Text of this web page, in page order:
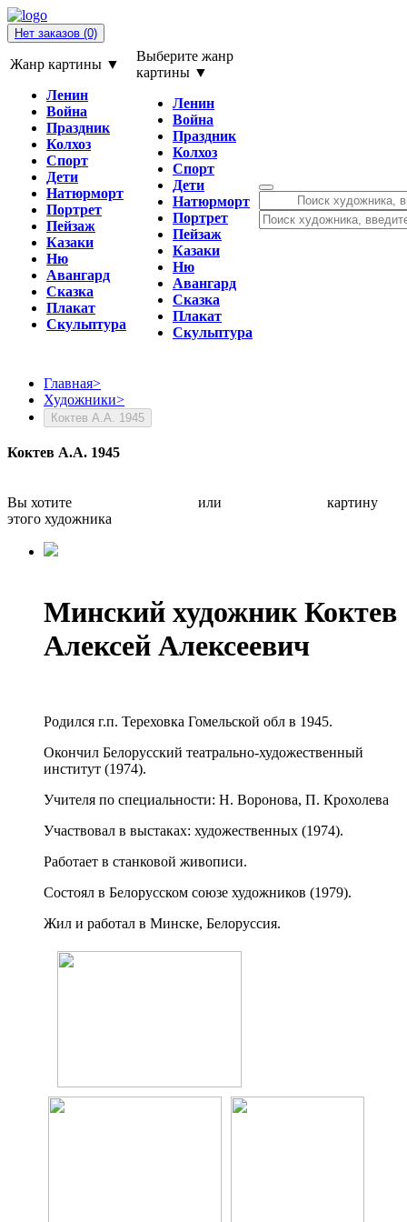
Нет заказов (0)
Жанр картины ▼
Ленин
Война
Праздник
Колхоз
Спорт
Дети
Натюрморт
Портрет
Пейзаж
Казаки
Ню
Авангард
Сказка
Плакат
Скульптура
Выберите жанр
картины ▼
Ленин
Война
Праздник
Колхоз
Спорт
Дети
Натюрморт
Портрет
Пейзаж
Казаки
Ню
Авангард
Сказка
Плакат
Скульптура
Главная>
Художники>
Коктев А.А. 1945
Коктев А.А. 1945
Вы хотите или
картину
этого художника
Минский художник Коктев
Алексей Алексеевич
Родился г.п. Тереховка Гомельской обл в 1945.
Окончил Белорусский театрально-художественный
институт (1974).
Учителя по специальности: Н. Воронова, П. Крохолева
Участвовал в выстаках: художественных (1974).
Работает в станковой живописи.
Состоял в Белорусском союзе художников (1979).
Жил и работал в Минске, Белоруссия.